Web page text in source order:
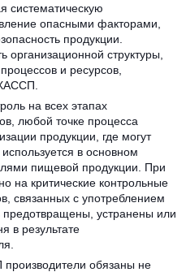
систематическую
опасными факторами,
продукции.
структуры,
и ресурсов,
на всех этапах
любой точке процесса
продукции, где могут
в основном
пищевой продукции. При
на критические контрольные
связанных с употреблением
предотвращены, устранены или
в результате
обязаны не